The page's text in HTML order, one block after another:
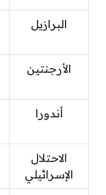
البرازيل
الأرجنتين
أندورا
الاحتلال
الإسرائيلي